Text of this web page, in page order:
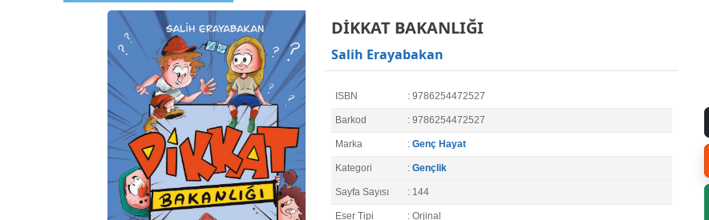
DİKKAT BAKANLIĞI
Salih Erayabakan
ISBN : 9786254472527
Barkod : 9786254472527
Marka : Genç Hayat
Kategori : Gençlik
Sayfa Sayısı : 144
Eser Tipi : Orjinal